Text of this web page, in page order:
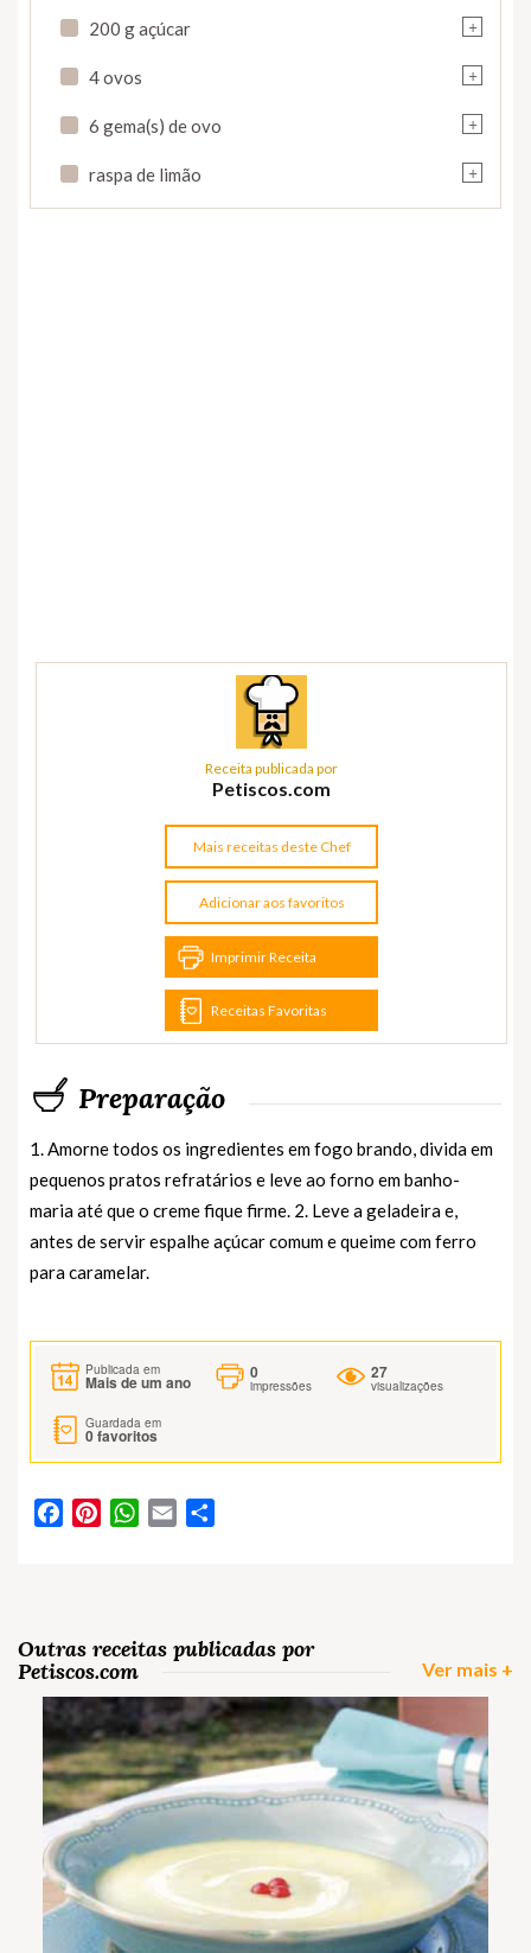
+
200 g açúcar
+
4 ovos
+
6 gema(s) de ovo
+
raspa de limão
Receita publicada por
Petiscos.com
Mais receitas deste Chef
Adicionar aos favoritos
Imprimir Receita
Receitas Favoritas
Preparação
1. Amorne todos os ingredientes em fogo brando, divida em
pequenos pratos refratários e leve ao forno em banho-
maria até que o creme fique firme. 2. Leve a geladeira e,
antes de servir espalhe açúcar comum e queime com ferro
para caramelar.
Publicada em
Mais de um ano
0
impressões
27
visualizações
Guardada em
0favoritos
FacebookPinterestWhatsApp
Email
Outras receitas publicadas por
Petiscos.com
Ver mais +